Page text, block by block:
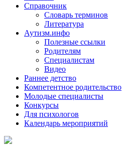
Справочник
Словарь терминов
Литература
Аутизм.инфо
Полезные ссылки
Родителям
Специалистам
Видео
Раннее детство
Компетентное родительство
Молодые специалисты
Конкурсы
Для психологов
Календарь мероприятий